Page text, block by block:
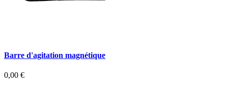
Barre d'agitation magnétique
0,00 €